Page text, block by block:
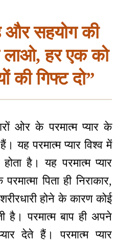
और सहयोग की
हर एक को
की गिफ्ट दो”
ओर के परमात्म प्यार के
यह परमात्म प्यार विश्व में
है। यह परमात्म प्यार
पिता ही निराकार,
होने के कारण कोई
है। परमात्म बाप ही अपने
देते हैं। परमात्म प्यार